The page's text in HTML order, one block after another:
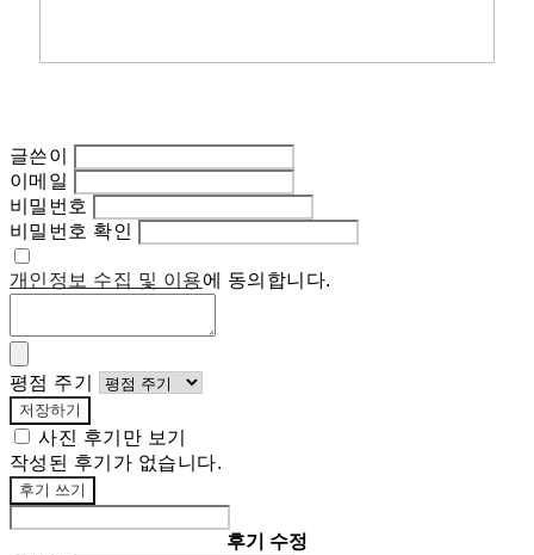
글쓴이
이메일
비밀번호
비밀번호 확인
개인정보 수집 및 이용에 동의합니다.
평점 주기
저장하기
사진 후기만 보기
작성된 후기가 없습니다.
후기 쓰기
후기 수정